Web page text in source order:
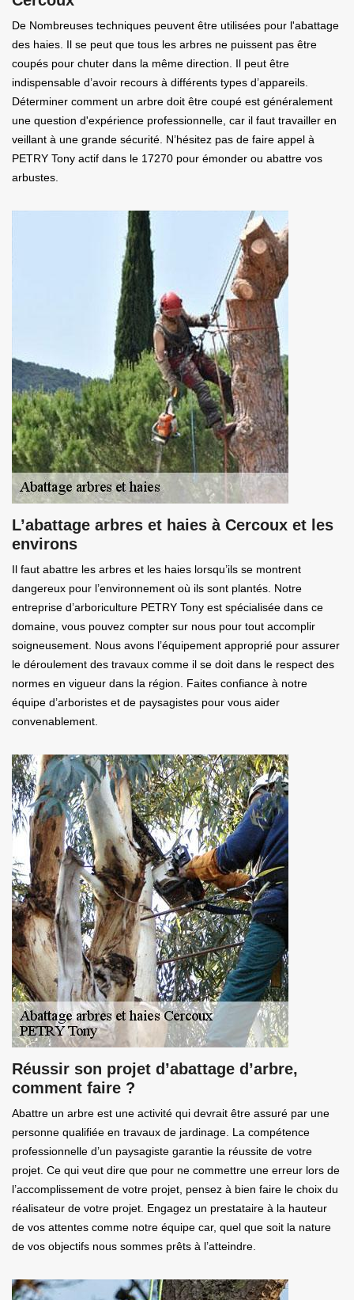
De Nombreuses techniques peuvent être utilisées pour l'abattage
des haies. Il se peut que tous les arbres ne puissent pas être
coupés pour chuter dans la même direction. Il peut être
indispensable d’avoir recours à différents types d’appareils.
Déterminer comment un arbre doit être coupé est généralement
une question d'expérience professionnelle, car il faut travailler en
veillant à une grande sécurité. N’hésitez pas de faire appel à
PETRY Tony actif dans le 17270 pour émonder ou abattre vos
arbustes.
L’abattage arbres et haies à Cercoux et les
environs
Il faut abattre les arbres et les haies lorsqu’ils se montrent
dangereux pour l’environnement où ils sont plantés. Notre
entreprise d’arboriculture PETRY Tony est spécialisée dans ce
domaine, vous pouvez compter sur nous pour tout accomplir
soigneusement. Nous avons l’équipement approprié pour assurer
le déroulement des travaux comme il se doit dans le respect des
normes en vigueur dans la région. Faites confiance à notre
équipe d’arboristes et de paysagistes pour vous aider
convenablement.
Réussir son projet d’abattage d’arbre,
comment faire ?
Abattre un arbre est une activité qui devrait être assuré par une
personne qualifiée en travaux de jardinage. La compétence
professionnelle d’un paysagiste garantie la réussite de votre
projet. Ce qui veut dire que pour ne commettre une erreur lors de
l’accomplissement de votre projet, pensez à bien faire le choix du
réalisateur de votre projet. Engagez un prestataire à la hauteur
de vos attentes comme notre équipe car, quel que soit la nature
de vos objectifs nous sommes prêts à l’atteindre.